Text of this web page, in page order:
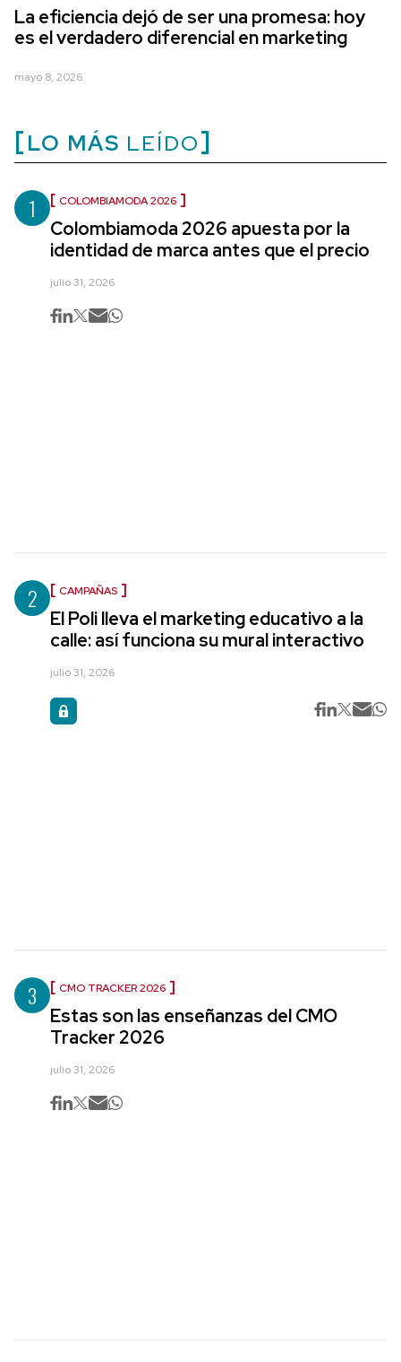
La eficiencia dejó de ser una promesa: hoy
es el verdadero diferencial en marketing
mayo 8, 2026
LO MÁS LEÍDO
1 COLOMBIAMODA 2026
Colombiamoda 2026 apuesta por la
identidad de marca antes que el precio
julio 31, 2026
2 CAMPAÑAS
El Poli lleva el marketing educativo a la
calle: así funciona su mural interactivo
julio 31, 2026
3 CMO TRACKER 2026
Estas son las enseñanzas del CMO
Tracker 2026
julio 31, 2026